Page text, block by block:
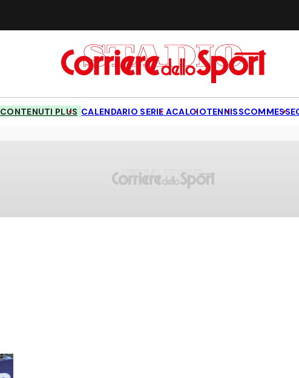
CONTENUTI PLUS CALENDARIO SERIE ACALCIOTENNISSCOMMESSE